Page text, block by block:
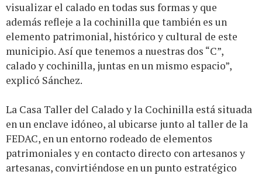
visualizar el calado en todas sus formas y que
además refleje a la cochinilla que también es un
elemento patrimonial, histórico y cultural de este
municipio. Así que tenemos a nuestras dos “C”,
calado y cochinilla, juntas en un mismo espacio”,
explicó Sánchez.
La Casa Taller del Calado y la Cochinilla está situada
en un enclave idóneo, al ubicarse junto al taller de la
FEDAC, en un entorno rodeado de elementos
patrimoniales y en contacto directo con artesanos y
artesanas, convirtiéndose en un punto estratégico